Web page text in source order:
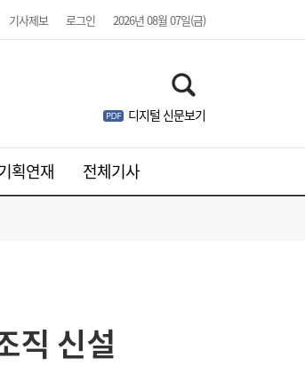
기사제보 로그인 2026년 08월 07일(금)
디지털 신문보기
획연재 전체기사
직 신설